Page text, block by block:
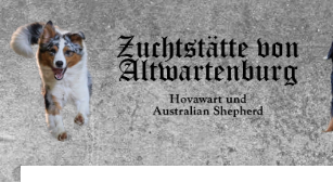
ÜBER UNS
AKTUELLES
UNSERE HUNDE
UNSERE ZUCHT
WELPEN AKTUELL
KONTAKT